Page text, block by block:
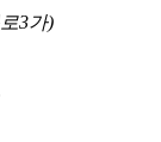
3가)